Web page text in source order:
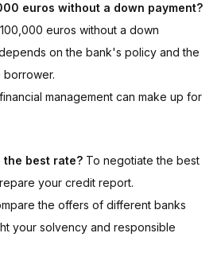
euros without a down payment?
euros without a down
on the bank's policy and the
borrower.
management can make up for
the best rate? To negotiate the best
your credit report.
the offers of different banks
your solvency and responsible